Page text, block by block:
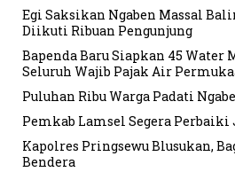
Egi Saksikan Ngaben Massal
Diikuti Ribuan Pengunjung
Bapenda Baru Siapkan 45 Water
Seluruh Wajib Pajak Air
Puluhan Ribu Warga Padati
Pemkab Lamsel Segera Perbaiki
Kapolres Pringsewu Blusukan,
Bendera